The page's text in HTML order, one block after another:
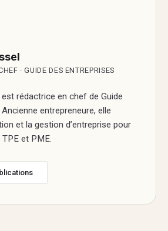
· GUIDE DES ENTREPRISES
rédactrice en chef de Guide
entrepreneure, elle
et la gestion d’entreprise pour
et PME.